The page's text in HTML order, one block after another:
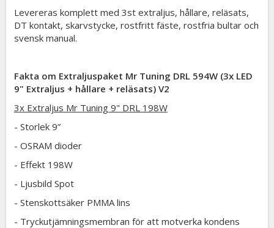
Levereras komplett med 3st extraljus, hållare, reläsats,
DT kontakt, skarvstycke, rostfritt fäste, rostfria bultar och
svensk manual.
Fakta om Extraljuspaket Mr Tuning DRL 594W (3x LED
9" Extraljus + hållare + reläsats) V2
3x Extraljus Mr Tuning 9" DRL 198W
- Storlek 9”
- OSRAM dioder
- Effekt 198W
- Ljusbild Spot
- Stenskottsäker PMMA lins
- Tryckutjämningsmembran för att motverka kondens